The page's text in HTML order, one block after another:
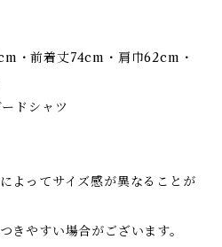
・前着丈74cm・肩巾62cm・
ドシャツ
よってサイズ感が異なることが
やすい場合がございます。